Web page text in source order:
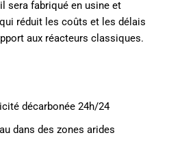
sera fabriqué en usine et
réduit les coûts et les délais
aux réacteurs classiques.
décarbonée 24h/24
dans des zones arides